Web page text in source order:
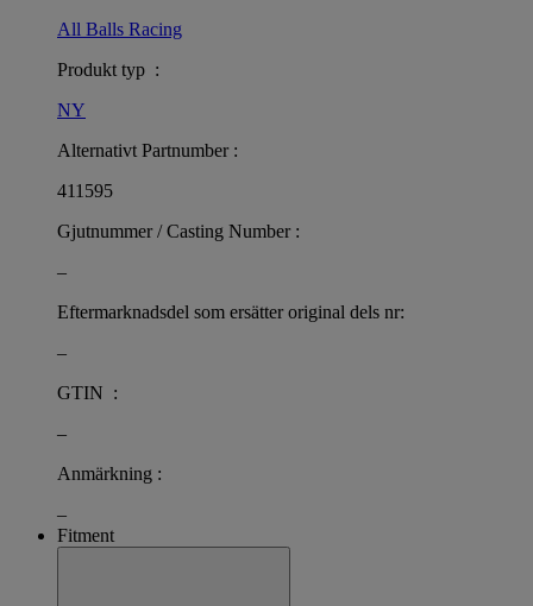
All Balls Racing
Produkt typ :
NY
Alternativt Partnumber :
411595
Gjutnummer / Casting Number :
–
Eftermarknadsdel som ersätter original dels nr:
–
GTIN :
–
Anmärkning :
–
Fitment